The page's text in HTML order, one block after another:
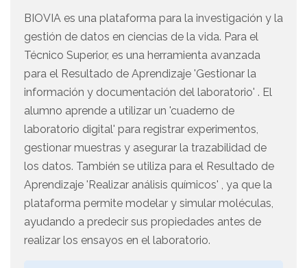
BIOVIA es una plataforma para la investigación y la
gestión de datos en ciencias de la vida. Para el
Técnico Superior, es una herramienta avanzada
para el Resultado de Aprendizaje 'Gestionar la
información y documentación del laboratorio' . El
alumno aprende a utilizar un 'cuaderno de
laboratorio digital' para registrar experimentos,
gestionar muestras y asegurar la trazabilidad de
los datos. También se utiliza para el Resultado de
Aprendizaje 'Realizar análisis químicos' , ya que la
plataforma permite modelar y simular moléculas,
ayudando a predecir sus propiedades antes de
realizar los ensayos en el laboratorio.